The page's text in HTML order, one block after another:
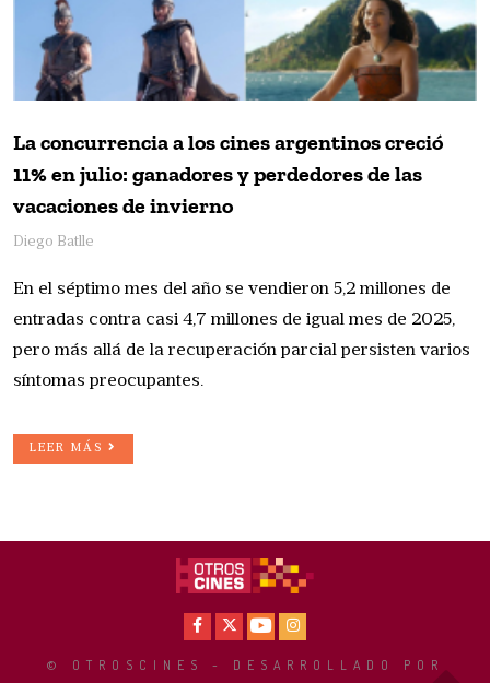
La concurrencia a los cines argentinos creció
11% en julio: ganadores y perdedores de las
vacaciones de invierno
Diego Batlle
En el séptimo mes del año se vendieron 5,2 millones de
entradas contra casi 4,7 millones de igual mes de 2025,
pero más allá de la recuperación parcial persisten varios
síntomas preocupantes.
LEER MÁS
Facebook
X YoutubeInstagram
© OTROSCINES - DESARROLLADO POR